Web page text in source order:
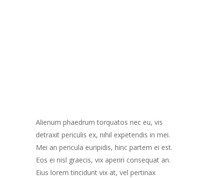
Alienum phaedrum torquatos nec eu, vis
detraxit periculis ex, nihil expetendis in mei.
Mei an pericula euripidis, hinc partem ei est.
Eos ei nisl graecis, vix aperiri consequat an.
Eius lorem tincidunt vix at, vel pertinax